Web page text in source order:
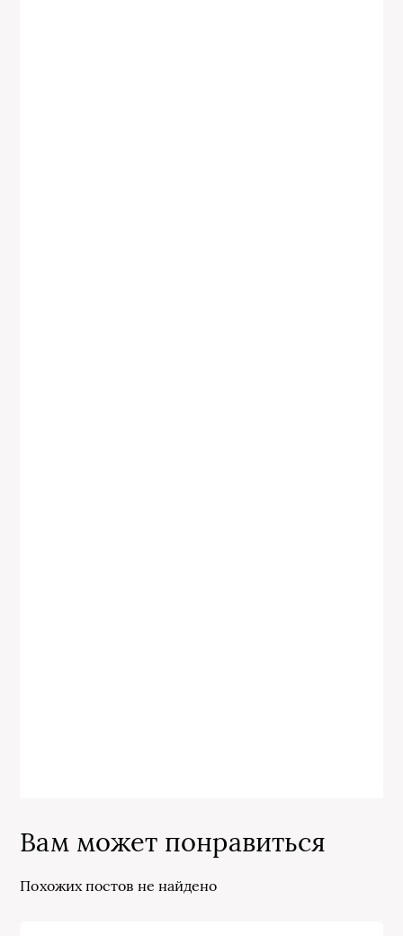
Вам может понравиться
Похожих постов не найдено